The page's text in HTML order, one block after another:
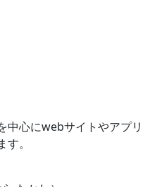
中心にwebサイトやアプリ
。